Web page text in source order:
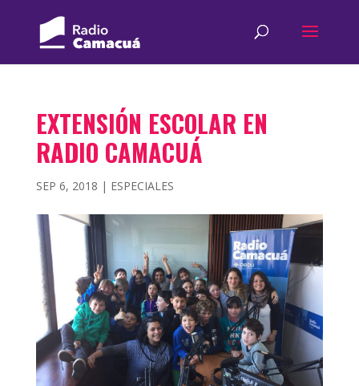
EXTENSIÓN ESCOLAR EN
RADIO CAMACUÁ
SEP 6, 2018 | ESPECIALES